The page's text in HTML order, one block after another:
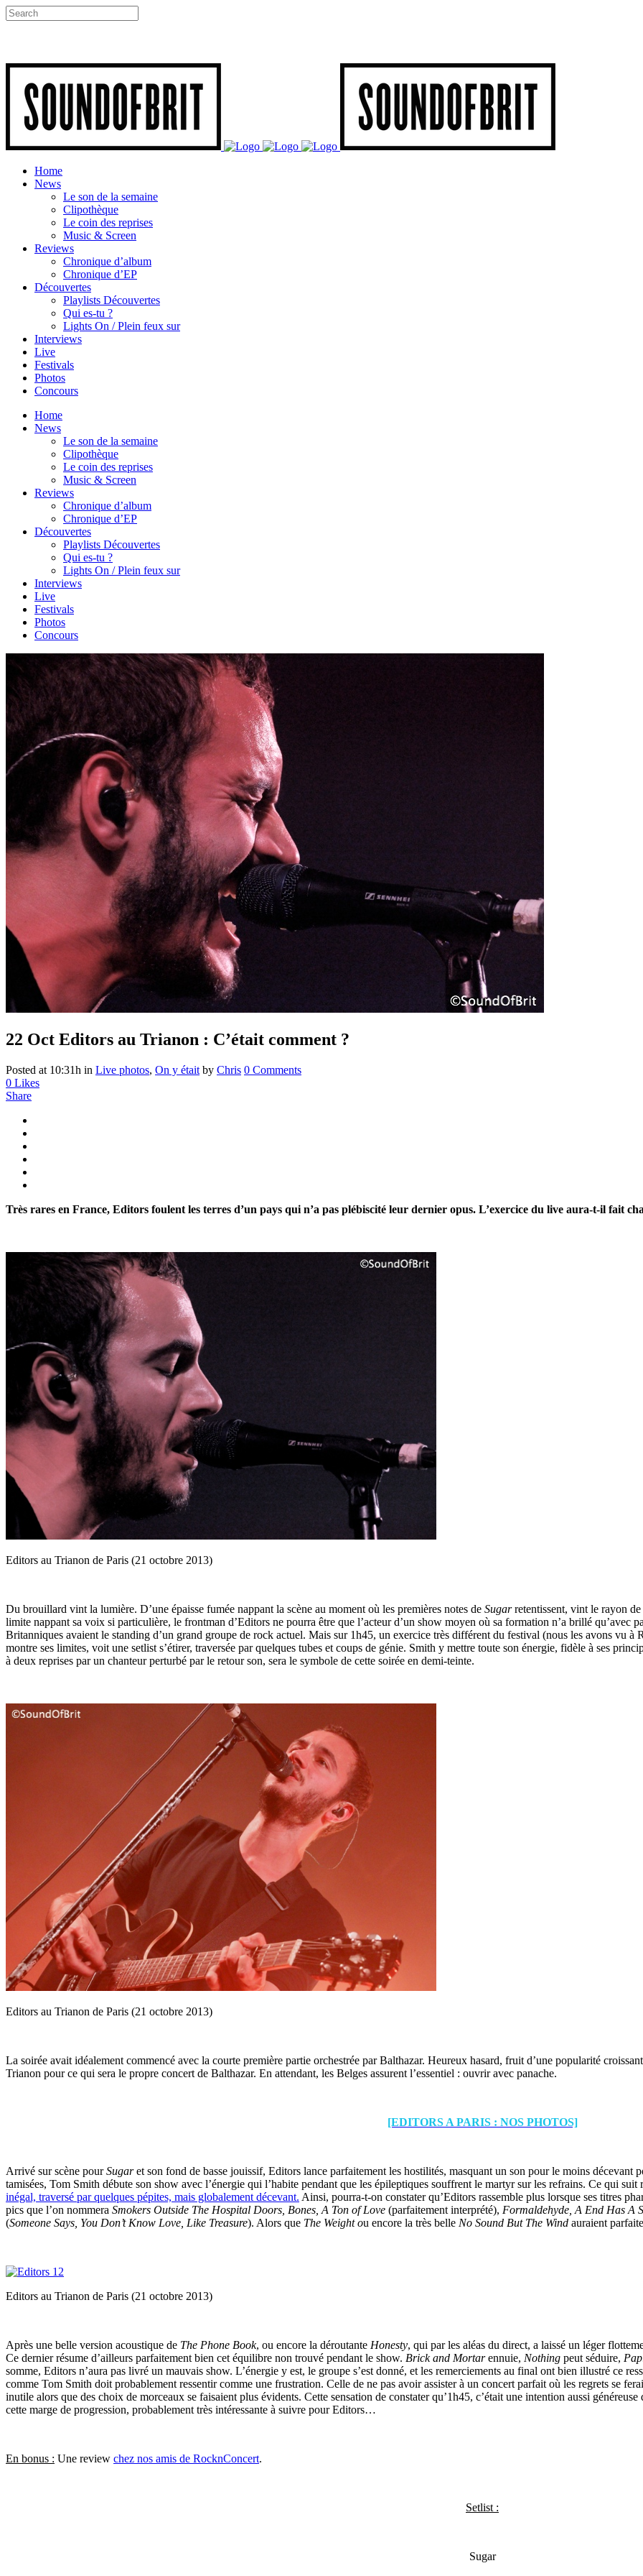
Home
News
Le son de la semaine
Clipothèque
Le coin des reprises
Music & Screen
Reviews
Chronique d’album
Chronique d’EP
Découvertes
Playlists Découvertes
Qui es-tu ?
Lights On / Plein feux sur
Interviews
Live
Festivals
Photos
Concours
Home
News
Le son de la semaine
Clipothèque
Le coin des reprises
Music & Screen
Reviews
Chronique d’album
Chronique d’EP
Découvertes
Playlists Découvertes
Qui es-tu ?
Lights On / Plein feux sur
Interviews
Live
Festivals
Photos
Concours
22 Oct Editors au Trianon : C’était comment ?
Posted at 10:31h in Live photos, On y était by Chris 0 Comments
0 Likes
Share
Très rares en France, Editors foulent les terres d’un pays qui n’a pas plébiscité leur dernier opus. L’exercice du live aura-t-il fait
Editors au Trianon de Paris (21 octobre 2013)
Du brouillard vint la lumière. D’une épaisse fumée nappant la scène au moment où les premières notes de Sugarretentissent, vint le rayon
limite nappant sa voix si particulière, le frontman d’Editors ne pourra être que l’acteur d’un show moyen où sa formation n’a brillé qu’avec
Britanniques avaient le standing d’un grand groupe de rock actuel. Mais sur 1h45, un exercice très différent du festival (nous les avons vu
montre ses limites, voit une setlist s’étirer, traversée par quelques tubes et coups de génie. Smith y mettre toute son énergie, fidèle à ses
à deux reprises par un chanteur perturbé par le retour son, sera le symbole de cette soirée en demi-teinte.
Editors au Trianon de Paris (21 octobre 2013)
La soirée avait idéalement commencé avec la courte première partie orchestrée par Balthazar. Heureux hasard, fruit d’une popularité
Trianon pour ce qui sera le propre concert de Balthazar. En attendant, les Belges assurent l’essentiel : ouvrir avec panache.
[EDITORS A PARIS : NOS PHOTOS]
Arrivé sur scène pourSugaret son fond de basse jouissif, Editors lance parfaitement les hostilités, masquant un son pour le moins décevant
tamisées, Tom Smith débute son show avec l’énergie qui l’habite pendant que les épileptiques souffrent le martyr sur les refrains. Ce qui suit
inégal, traversé par quelques pépites, mais globalement décevant. Ainsi, pourra-t-on constater qu’Editors rassemble plus lorsque ses titres
pics que l’on nommera Smokers Outside The Hospital Doors, Bones, A Ton of Love (parfaitement interprété), Formaldehyde, A End Has A
(Someone Says, You Don’t Know Love, Like Treasure). Alors que The Weight ou encore la très belle No Sound But The Wind auraient
Editors au Trianon de Paris (21 octobre 2013)
Après une belle version acoustique de The Phone Book, ou encore la déroutante Honesty, qui par les aléas du direct, a laissé un léger
Ce dernier résume d’ailleurs parfaitement bien cet équilibre non trouvé pendant le show. Brick and Mortarennuie, Nothing peut séduire,
somme, Editors n’aura pas livré un mauvais show. L’énergie y est, le groupe s’est donné, et les remerciements au final ont bien illustré ce
comme Tom Smith doit probablement ressentir comme une frustration. Celle de ne pas avoir assister à un concert parfait où les regrets se
inutile alors que des choix de morceaux se faisaient plus évidents. Cette sensation de constater qu’1h45, c’était une intention aussi
cette marge de progression, probablement très intéressante à suivre pour Editors…
En bonus : Une review chez nos amis de RocknConcert.
Setlist :
Sugar